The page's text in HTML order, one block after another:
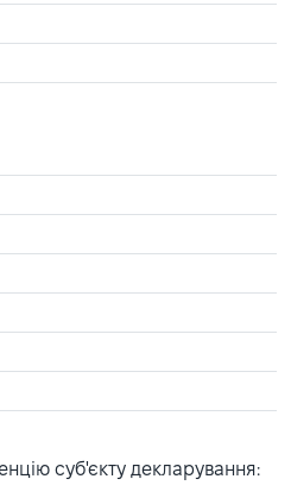
суб'єкту декларування: